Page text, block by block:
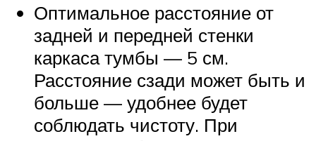
Оптимальное расстояние от
задней и передней стенки
каркаса тумбы — 5 см.
Расстояние сзади может быть и
больше — удобнее будет
соблюдать чистоту. При